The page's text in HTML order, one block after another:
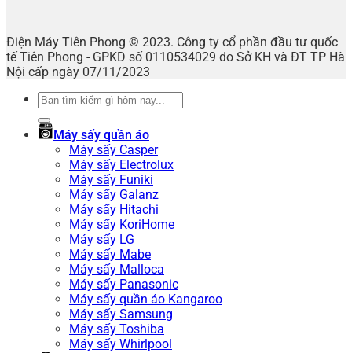
Điện Máy Tiên Phong © 2023. Công ty cổ phần đầu tư quốc
tế Tiên Phong - GPKD số 0110534029 do Sở KH và ĐT TP Hà
Nội cấp ngày 07/11/2023
Tìm
Máy sấy quần áo
Máy sấy Casper
Máy sấy Electrolux
Máy sấy Funiki
Máy sấy Galanz
Máy sấy Hitachi
Máy sấy KoriHome
Máy sấy LG
Máy sấy Mabe
Máy sấy Malloca
Máy sấy Panasonic
Máy sấy quần áo Kangaroo
Máy sấy Samsung
Máy sấy Toshiba
Máy sấy Whirlpool